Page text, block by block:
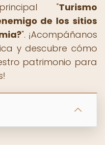
"Turismo
de los sitios
". ¡Acompáñanos
y descubre cómo
patrimonio para